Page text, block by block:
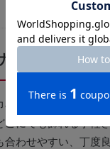
イズ
8×高さ22cmです。
こにでも飾れる手軽
合わせやすい、丁度